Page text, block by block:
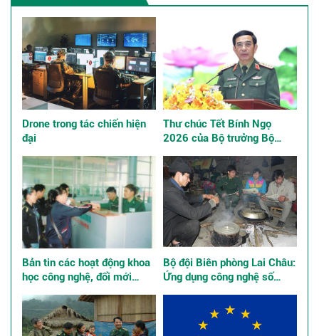
Drone trong tác chiến hiện
đại
Thư chúc Tết Bính Ngọ
2026 của Bộ trưởng Bộ
Bản tin các hoạt động khoa
học công nghệ, đổi mới
Bộ đội Biên phòng Lai Châu:
Ứng dụng công nghệ số